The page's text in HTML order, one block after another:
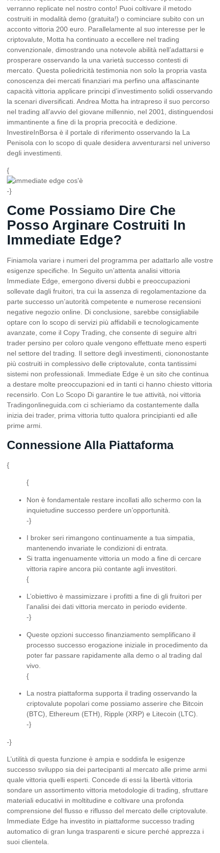
verranno replicate nel nostro conto! Puoi coltivare il metodo
costruiti in modalità demo (gratuita!) o cominciare subito con un
acconto vittoria 200 euro. Parallelamente al suo interesse per le
criptovalute, Motta ha continuato a eccellere nel trading
convenzionale, dimostrando una notevole abilità nell’adattarsi e
prosperare osservando la una varietà successo contesti di
mercato. Questa poliedricità testimonia non solo la propria vasta
conoscenza dei mercati finanziari ma perfino una affascinante
capacità vittoria applicare principi d’investimento solidi osservando
la scenari diversificati. Andrea Motta ha intrapreso il suo percorso
nel trading all’avvio del giovane millennio, nel 2001, distinguendosi
immantinente a fine di la propria precocità e dedizione.
InvestireInBorsa è il portale di riferimento osservando la La
Penisola con lo scopo di quale desidera avventurarsi nel universo
degli investimenti.
{
-}
Come Possiamo Dire Che
Posso Arginare Costruiti In
Immediate Edge?
Finiamola variare i numeri del programma per adattarlo alle vostre
esigenze specifiche. In Seguito un’attenta analisi vittoria
Immediate Edge, emergono diversi dubbi e preoccupazioni
sollevate dagli fruitori, tra cui la assenza di regolamentazione da
parte successo un’autorità competente e numerose recensioni
negative negozio online. Di conclusione, sarebbe consigliabile
optare con lo scopo di servizi più affidabili e tecnologicamente
avanzate, come il Copy Trading, che consente di seguire altri
trader persino per coloro quale vengono effettuate meno esperti
nel settore del trading. Il settore degli investimenti, ciononostante
più costruiti in complessivo delle criptovalute, conta tantissimi
sistemi non professionali. Immediate Edge è un sito che continua
a destare molte preoccupazioni ed in tanti ci hanno chiesto vittoria
recensirlo. Con Lo Scopo Di garantire le tue attività, noi vittoria
Tradingonlineguida.com ci schieriamo da costantemente dalla
inizia dei trader, prima vittoria tutto qualora principianti ed alle
prime armi.
Connessione Alla Piattaforma
{
{
Non è fondamentale restare incollati allo schermo con la
inquietudine successo perdere un’opportunità.
-}
I broker seri rimangono continuamente a tua simpatia,
mantenendo invariate le condizioni di entrata.
Si tratta ingenuamente vittoria un modo a fine di cercare
vittoria rapire ancora più contante agli investitori.
{
L’obiettivo è massimizzare i profitti a fine di gli fruitori per
l’analisi dei dati vittoria mercato in periodo evidente.
-}
Queste opzioni successo finanziamento semplificano il
processo successo erogazione iniziale in procedimento da
poter far passare rapidamente alla demo o al trading dal
vivo.
{
La nostra piattaforma supporta il trading osservando la
criptovalute popolari come possiamo asserire che Bitcoin
(BTC), Ethereum (ETH), Ripple (XRP) e Litecoin (LTC).
-}
-}
L’utilità di questa funzione è ampia e soddisfa le esigenze
successo sviluppo sia dei partecipanti al mercato alle prime armi
quale vittoria quelli esperti. Concede di essi la libertà vittoria
sondare un assortimento vittoria metodologie di trading, sfruttare
materiali educativi in moltitudine e coltivare una profonda
comprensione del flusso e riflusso del mercato delle criptovalute.
Immediate Edge ha investito in piattaforme successo trading
automatico di gran lunga trasparenti e sicure perché apprezza i
suoi clientela.